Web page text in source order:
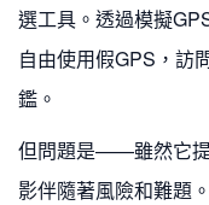
選工具。透過模擬
自由使用假GPS，訪
鑑。
但問題是——雖然它
影伴隨著風險和難題